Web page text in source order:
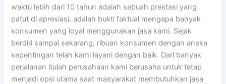
waktu lebih dari 10 tahun adalah sebuah prestasi yang
patut di apresiasi, adalah bukti faktual mengapa banyak
konsumen yang loyal menggunakan jasa kami. Sejak
berdiri sampai sekarang, ribuan konsumen dengan aneka
kepentingan telah kami layani dengan baik. Dari banyak
perjalanan itulah perusahaan kami berusaha untuk tetap
menjadi opsi utama saat masyarakat membutuhkan jasa